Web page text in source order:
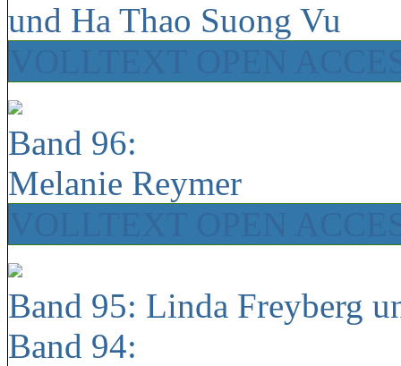
und Ha Thao Suong Vu
Band 96:
Melanie Reymer
Band 95: Linda Freyberg
Band 94: